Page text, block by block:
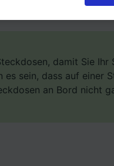
damit Sie Ihr
sein, dass auf einer
an Bord nicht
Ihres
bitte unten oder
Einfluss auf
verwendet, wenn Sie
um Folgendes